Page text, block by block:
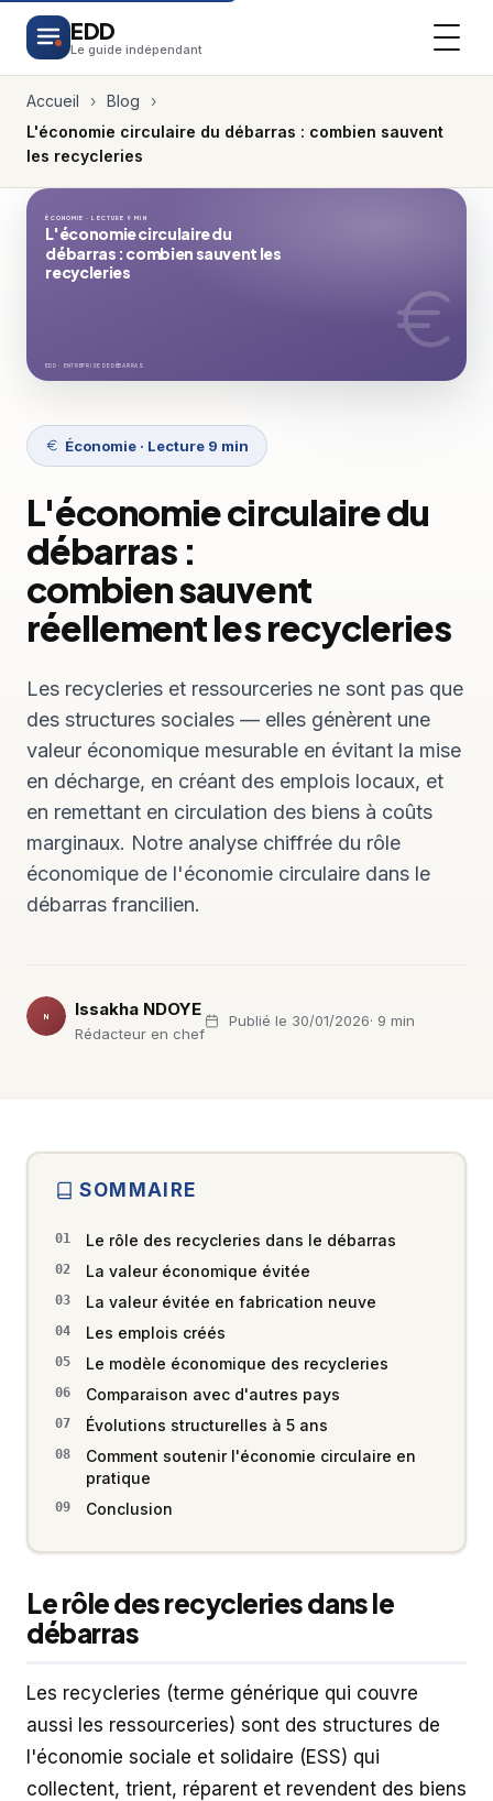
EDD
Le guide indépendant
Accueil › Blog
›
L'économie circulaire du débarras : combien sauvent
les recycleries
ÉCONOMIE · LECTURE 9 MIN
L'économie circulaire du
débarras : combien sauvent les
recycleries
EDD · ENTREPRISE DE DÉBARRAS
Économie · Lecture 9 min
L'économie circulaire du
débarras :
combien sauvent
réellement les recycleries
Les recycleries et ressourceries ne sont pas que
des structures sociales — elles génèrent une
valeur économique mesurable en évitant la mise
en décharge, en créant des emplois locaux, et
en remettant en circulation des biens à coûts
marginaux. Notre analyse chiffrée du rôle
économique de l'économie circulaire dans le
débarras francilien.
IN Issakha NDOYE
Rédacteur en chef
Publié le 30/01/2026· 9 min
SOMMAIRE
Le rôle des recycleries dans le débarras
La valeur économique évitée
La valeur évitée en fabrication neuve
Les emplois créés
Le modèle économique des recycleries
Comparaison avec d'autres pays
Évolutions structurelles à 5 ans
Comment soutenir l'économie circulaire en
pratique
Conclusion
Le rôle des recycleries dans le
débarras
Les recycleries (terme générique qui couvre
aussi les ressourceries) sont des structures de
l'économie sociale et solidaire (ESS) qui
collectent, trient, réparent et revendent des biens